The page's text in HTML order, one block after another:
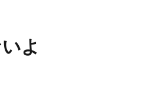
よ